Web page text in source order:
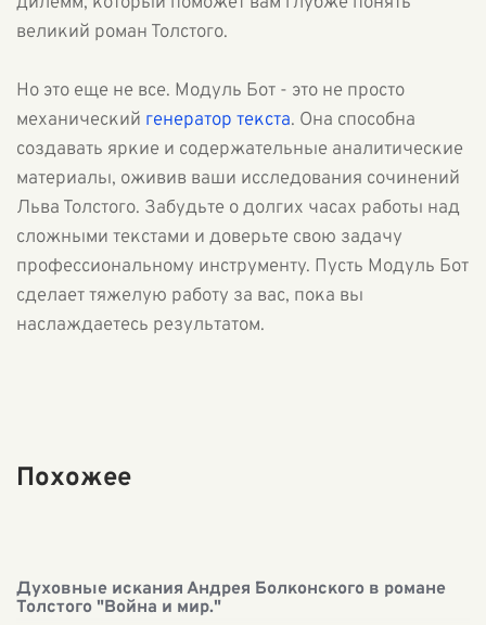
великий роман Толстого.
Но это еще не все. Модуль Бот - это не просто
механический генератор текста. Она способна
создавать яркие и содержательные аналитические
материалы, оживив ваши исследования сочинений
Льва Толстого. Забудьте о долгих часах работы над
сложными текстами и доверьте свою задачу
профессиональному инструменту. Пусть Модуль Бот
сделает тяжелую работу за вас, пока вы
наслаждаетесь результатом.
Похожее
Духовные искания Андрея Болконского в романе
Толстого "Война и мир."